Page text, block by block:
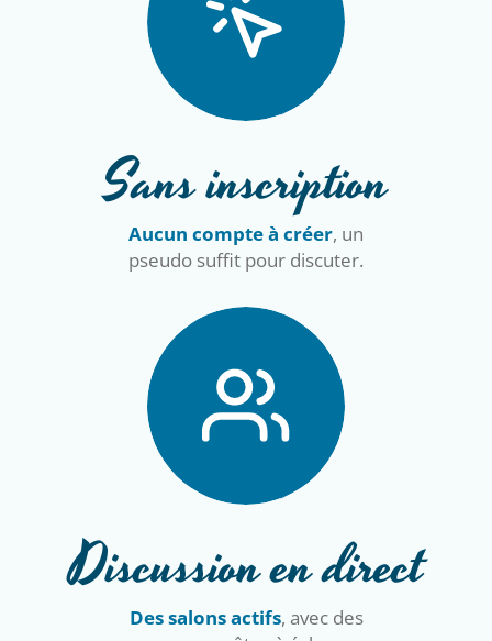
Sans inscription
Aucun compte à créer, un
pseudo suffit pour discuter.
Discussion en direct
Des salons actifs, avec des